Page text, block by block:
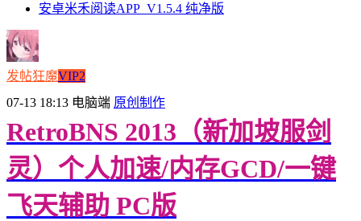
安卓米禾阅读APP_V1.5.4 纯净版
发帖狂魔VIP2
07-13 18:13 电脑端 原创制作
RetroBNS 2013（新加坡服剑
灵）个人加速/内存GCD/一键
飞天辅助 PC版